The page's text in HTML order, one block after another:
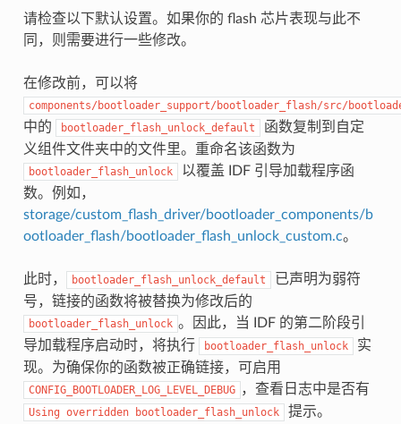
请检查以下默认设置。如果你的 flash 芯片表现与此不
同，则需要进行一些修改。
在修改前，可以将
components/bootloader_support/bootloader_flash/src/
中的 bootloader_flash_unlock_default
函数复制到自定
义组件文件夹中的文件里。重命名该函数为
bootloader_flash_unlock
以覆盖 IDF 引导加载程序函
数。例如，
storage/custom_flash_driver/bootloader_components/b
ootloader_flash/bootloader_flash_unlock_custom.c。
此时， bootloader_flash_unlock_default
已声明为弱符
号，链接的函数将被替换为修改后的
bootloader_flash_unlock 。因此，当 IDF 的第二阶段引
导加载程序启动时，将执行
bootloader_flash_unlock
实
现。为确保你的函数被正确链接，可启用
CONFIG_BOOTLOADER_LOG_LEVEL_DEBUG ，查看日志中是否有
Using overridden bootloader_flash_unlock 提示。